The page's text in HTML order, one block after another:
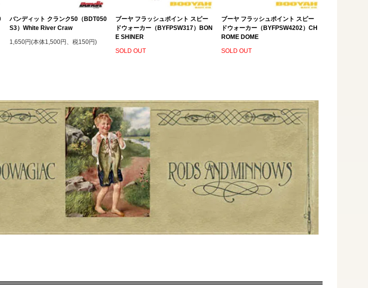
バンディット クランク50（BDT050
S3）White River Craw
1,650円(本体1,500円、税150円)
ブーヤ フラッシュポイント スピー
ドウォーカー（BYFPSW317）BON
E SHINER
SOLD OUT
ブーヤ フラッシュポイント スピー
ドウォーカー（BYFPSW4202）CH
ROME DOME
SOLD OUT